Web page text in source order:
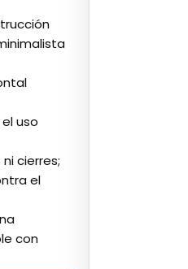
uso
cierres;
el
con